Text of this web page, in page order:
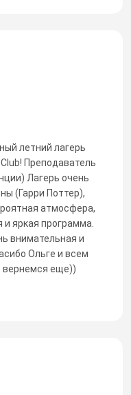
летний лагерь
Преподаватель
Лагерь очень
(Гарри Поттер),
атмосфера,
яркая программа.
внимательная и
Ольге и всем
вернемся еще))